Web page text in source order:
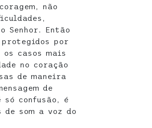
não
Senhor. Então
por
casos mais
no coração
de maneira
de
confusão, é
som a voz do